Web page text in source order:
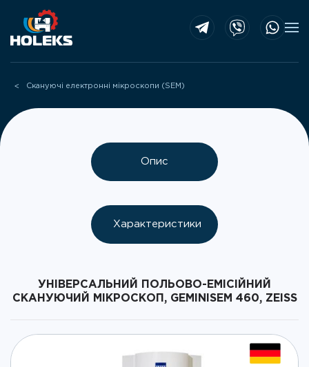
Skip to main content
Скануючі електронні мікроскопи (SEM)
Опис
Характеристики
УНІВЕРСАЛЬНИЙ ПОЛЬОВО-ЕМІСІЙНИЙ
СКАНУЮЧИЙ МІКРОСКОП, GEMINISEM 460, ZEISS